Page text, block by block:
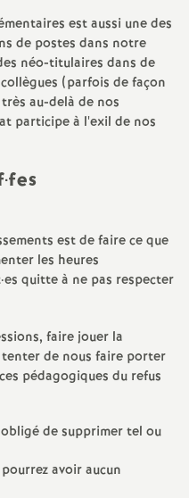
est aussi une des
de postes dans notre
néo-titulaires dans de
(parfois de façon
au-delà de nos
participe à l'exil de nos
·fes
est de faire ce que
les heures
·es quitte à ne pas respecter
faire jouer la
de nous faire porter
pédagogiques du refus
de supprimer tel ou
avoir aucun